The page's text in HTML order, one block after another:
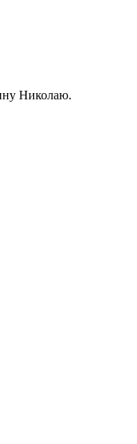
Николаю.